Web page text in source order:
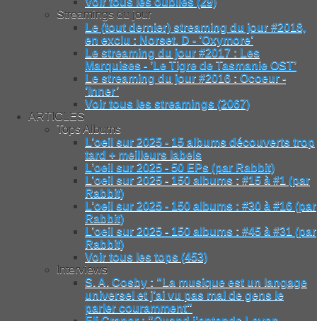
Streamings du jour
Le (tout dernier) streaming du jour #2018,
en exclu : Norset. D - ’Oxymore’
Le streaming du jour #2017 : Les
Marquises - ’Le Tigre de Tasmanie OST’
Le streaming du jour #2016 : Ocoeur -
’Inner’
Voir tous les streamings (2067)
ARTICLES
Tops Albums
L’oeil sur 2025 - 15 albums découverts trop
tard + meilleurs labels
L’oeil sur 2025 - 50 EPs (par Rabbit)
L’oeil sur 2025 - 150 albums : #15 à #1 (par
Rabbit)
L’oeil sur 2025 - 150 albums : #30 à #16 (par
Rabbit)
L’oeil sur 2025 - 150 albums : #45 à #31 (par
Rabbit)
Voir tous les tops (453)
Interviews
S. A. Cosby : "La musique est un langage
universel et j’ai vu pas mal de gens le
parler couramment"